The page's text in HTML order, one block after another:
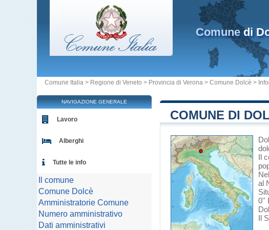
Comunedi
Comune Italia > Regione di Veneto > Provincia di Verona > Comune Dolcè >
COMUNE DI
Il
al
0''
Il
NAVIGAZIONE GENERALE
Lavoro
Alberghi
Tutte le info
Il comune
Comune Dolcè
Amministratorie Comune
Numero amministrativo
Dati amministrativi